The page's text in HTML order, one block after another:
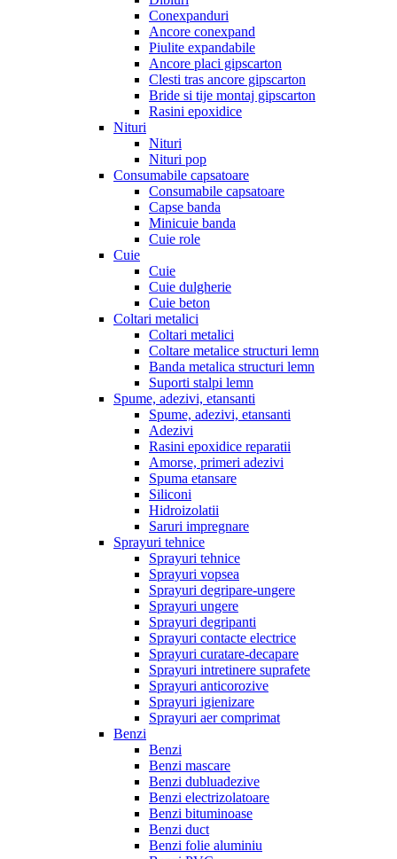
Conexpanduri
Ancore conexpand
Piulite expandabile
Ancore placi gipscarton
Clesti tras ancore gipscarton
Bride si tije montaj gipscarton
Rasini epoxidice
Nituri
Nituri
Nituri pop
Consumabile capsatoare
Consumabile capsatoare
Capse banda
Minicuie banda
Cuie role
Cuie
Cuie
Cuie dulgherie
Cuie beton
Coltari metalici
Coltari metalici
Coltare metalice structuri lemn
Banda metalica structuri lemn
Suporti stalpi lemn
Spume, adezivi, etansanti
Spume, adezivi, etansanti
Adezivi
Rasini epoxidice reparatii
Amorse, primeri adezivi
Spuma etansare
Siliconi
Hidroizolatii
Saruri impregnare
Sprayuri tehnice
Sprayuri tehnice
Sprayuri vopsea
Sprayuri degripare-ungere
Sprayuri ungere
Sprayuri degripanti
Sprayuri contacte electrice
Sprayuri curatare-decapare
Sprayuri intretinere suprafete
Sprayuri anticorozive
Sprayuri igienizare
Sprayuri aer comprimat
Benzi
Benzi
Benzi mascare
Benzi dubluadezive
Benzi electrizolatoare
Benzi bituminoase
Benzi duct
Benzi folie aluminiu